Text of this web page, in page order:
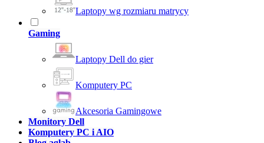
Laptopy wg rozmiaru matrycy
Gaming
Laptopy Dell do gier
Komputery PC
Akcesoria Gamingowe
Monitory Dell
Komputery PC i AIO